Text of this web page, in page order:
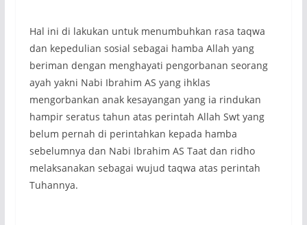
Hal ini di lakukan untuk menumbuhkan rasa taqwa
dan kepedulian sosial sebagai hamba Allah yang
beriman dengan menghayati pengorbanan seorang
ayah yakni Nabi Ibrahim AS yang ihklas
mengorbankan anak kesayangan yang ia rindukan
hampir seratus tahun atas perintah Allah Swt yang
belum pernah di perintahkan kepada hamba
sebelumnya dan Nabi Ibrahim AS Taat dan ridho
melaksanakan sebagai wujud taqwa atas perintah
Tuhannya.